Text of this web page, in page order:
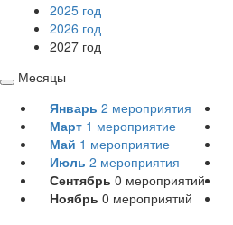
2025 год
2026 год
2027 год
Свернуть
развернуть
Месяцы
Январь 2 мероприятия
Март 1 мероприятие
Май 1 мероприятие
Июль 2 мероприятия
Сентябрь 0 мероприятий
Ноябрь 0 мероприятий